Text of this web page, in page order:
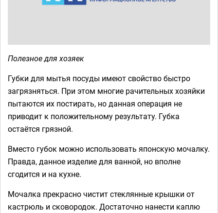
Полезное для хозяек
Губки для мытья посуды имеют свойство быстро
загрязняться. При этом многие рачительных хозяйки
пытаются их постирать, но данная операция не
приводит к положительному результату. Губка
остаётся грязной.
Вместо губок можно использовать японскую мочалку.
Правда, данное изделие для ванной, но вполне
сгодится и на кухне.
Мочалка прекрасно чистит стеклянные крышки от
кастрюль и сковородок. Достаточно нанести каплю